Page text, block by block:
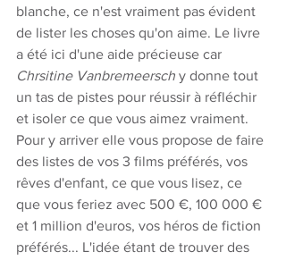
blanche, ce n'est vraiment pas évident
de lister les choses qu'on aime. Le livre
a été ici d'une aide précieuse car
Chrsitine Vanbremeersch y donne tout
un tas de pistes pour réussir à réfléchir
et isoler ce que vous aimez vraiment.
Pour y arriver elle vous propose de faire
des listes de vos 3 films préférés, vos
rêves d'enfant, ce que vous lisez, ce
que vous feriez avec 500 €, 100 000 €
et 1 million d'euros, vos héros de fiction
préférés... L'idée étant de trouver des